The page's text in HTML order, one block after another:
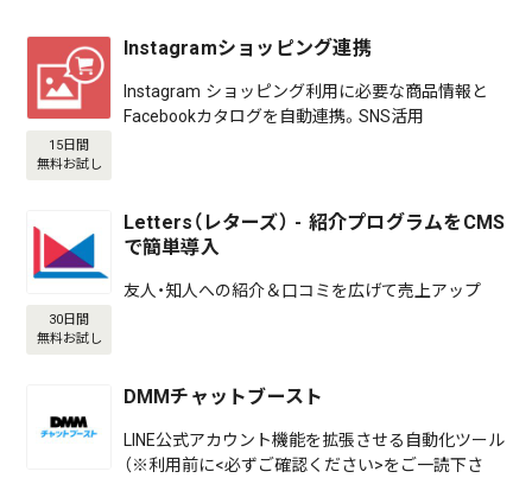
15日間
無料お試し
Instagramショッピング連携
Instagram ショッピング利用に必要な商品情報と
Facebookカタログを自動連携。SNS活用
30日間
無料お試し
Letters（レターズ） - 紹介プログラムをCMS
で簡単導入
友人・知人への紹介＆口コミを広げて売上アップ
DMMチャットブースト
LINE公式アカウント機能を拡張させる自動化ツール
（※利用前に<必ずご確認ください>をご一読下さ